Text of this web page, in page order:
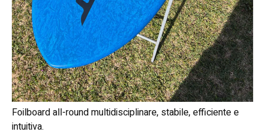
Foilboard all-round multidisciplinare, stabile, efficiente e
intuitiva.